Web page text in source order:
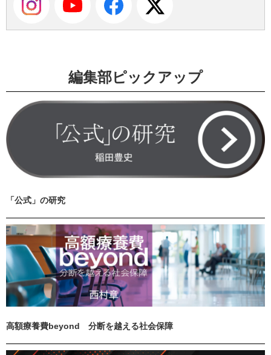
編集部ピックアップ
「公式」の研究
高額療養費beyond 分断を越える社会保障